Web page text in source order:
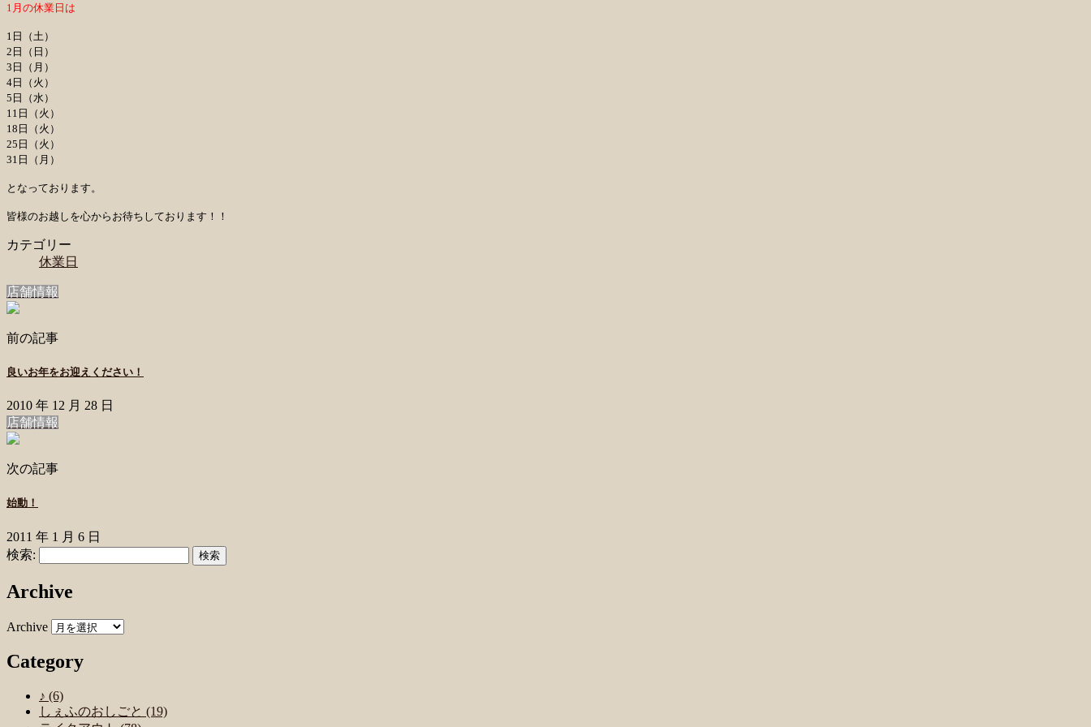
1月の休業日は
1日（土）
2日（日）
3日（月）
4日（火）
5日（水）
11日（火）
18日（火）
25日（火）
31日（月）
となっております。
皆様のお越しを心からお待ちしております！！
カテゴリー
休業日
店舗情報
前の記事
良いお年をお迎えください！
2010 年 12 月 28 日
店舗情報
次の記事
始動！
2011 年 1 月 6 日
検索:
Archive
Archive
Category
♪ (6)
しぇふのおしごと (19)